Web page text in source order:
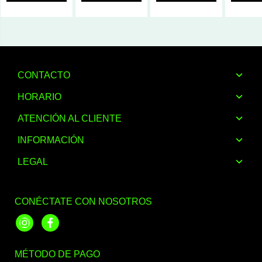
CONTACTO
HORARIO
ATENCIÓN AL CLIENTE
INFORMACIÓN
LEGAL
CONÉCTATE CON NOSOTROS
InstagramFacebook
MÉTODO DE PAGO